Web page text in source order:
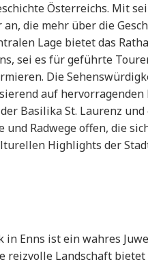
Österreichs. Mit
die mehr über die
Lage bietet das
sei es für geführte
Die
auf
Basilika St. Laurenz
Radwege offen, die
Highlights der
in Enns ist ein wahres
reizvolle Landschaft